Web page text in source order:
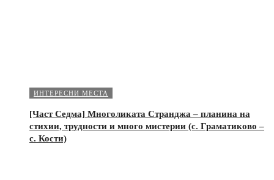
ИНТЕРЕСНИ МЕСТА
[Част Седма] Многоликата Странджа – планина на
стихии, трудности и много мистерии (с. Граматиково –
с. Кости)